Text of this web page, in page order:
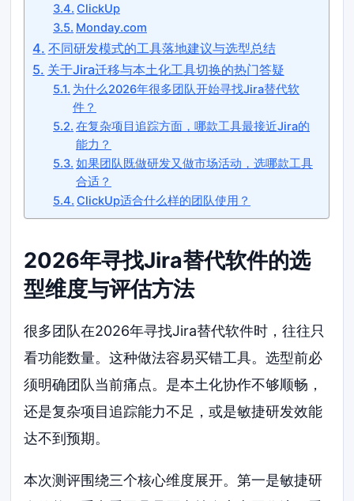
ClickUp
Monday.com
不同研发模式的工具落地建议与选型总结
关于Jira迁移与本土化工具切换的热门答疑
为什么2026年很多团队开始寻找Jira替代软
件？
在复杂项目追踪方面，哪款工具最接近Jira的
能力？
如果团队既做研发又做市场活动，选哪款工具
合适？
ClickUp适合什么样的团队使用？
2026年寻找Jira替代软件的选
型维度与评估方法
很多团队在2026年寻找Jira替代软件时，往往只
看功能数量。这种做法容易买错工具。选型前必
须明确团队当前痛点。是本土化协作不够顺畅，
还是复杂项目追踪能力不足，或是敏捷研发效能
达不到预期。
本次测评围绕三个核心维度展开。第一是敏捷研